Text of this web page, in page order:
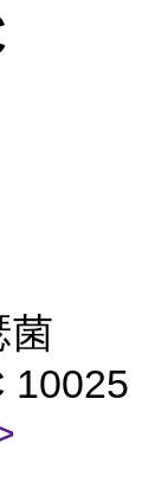
菌
10025